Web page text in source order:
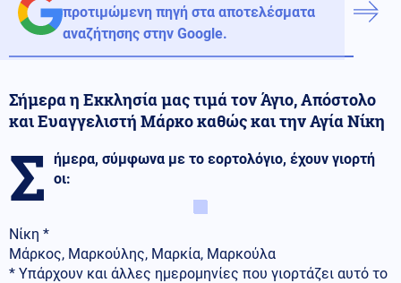
προτιμώμενη πηγή στα αποτελέσματα
αναζήτησης στην Google.
Σήμερα η Εκκλησία μας τιμά τον Άγιο, Απόστολο
και Ευαγγελιστή Μάρκο καθώς και την Αγία Νίκη
Σ ήμερα, σύμφωνα με το εορτολόγιο, έχουν γιορτή
οι:
Νίκη *
Μάρκος, Μαρκούλης, Μαρκία, Μαρκούλα
* Υπάρχουν και άλλες ημερομηνίες που γιορτάζει αυτό το